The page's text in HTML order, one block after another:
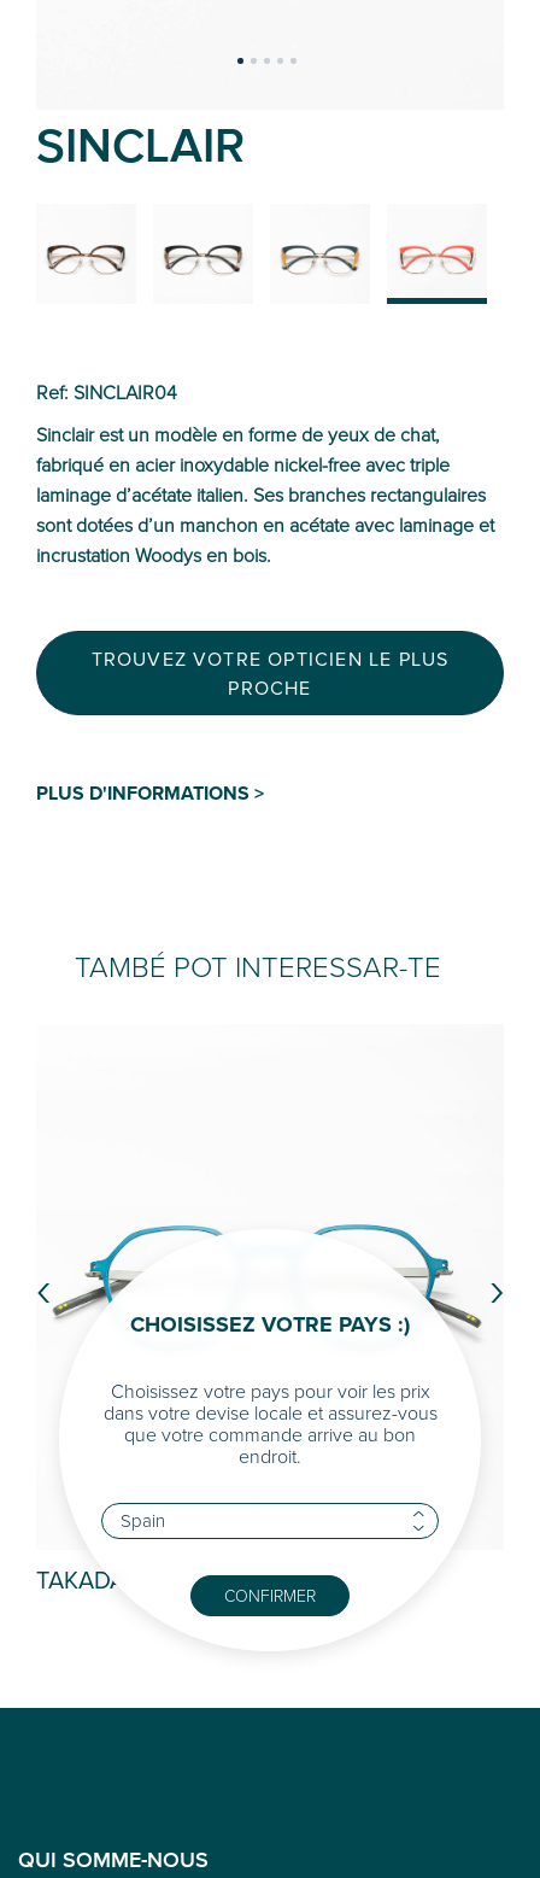
SINCLAIR
Ref: SINCLAIR04
Sinclair est un modèle en forme de yeux de chat,
fabriqué en acier inoxydable nickel-free avec triple
laminage d’acétate italien. Ses branches rectangulaires
sont dotées d’un manchon en acétate avec laminage et
incrustation Woodys en bois.
TROUVEZ VOTRE OPTICIEN LE PLUS
PROCHE
PLUS D'INFORMATIONS >
TAMBÉ POT INTERESSAR-TE
TAKADA
‹ ›
QUI SOMME-NOUS
CHOISISSEZ VOTRE PAYS :)
Choisissez votre pays pour voir les prix
dans votre devise locale et assurez-vous
que votre commande arrive au bon
endroit.
CONFIRMER